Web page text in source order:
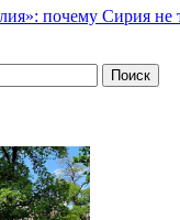
почему Сирия не